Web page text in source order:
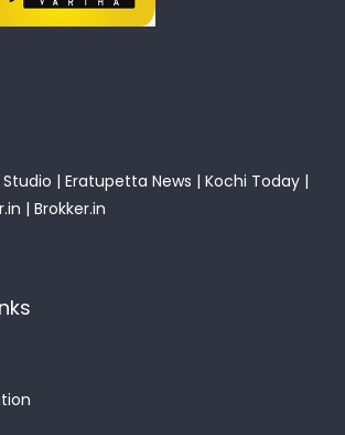
| Eratupetta News | Kochi Today |
| Brokker.in